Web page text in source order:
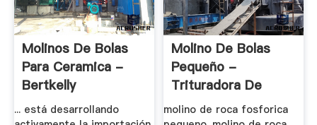
Molinos De Bolas
Para Ceramica -
Bertkelly
... está desarrollando
Molino De Bolas
Pequeño -
Trituradora De
Cono
molino de roca fosforica